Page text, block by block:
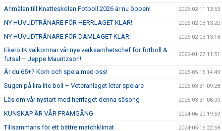
Anmälan till Knatteskolan Fotboll 2026 är nu öppen! 2026-02-11 13:53
NY HUVUDTRÄNARE FÖR HERRLAGET KLAR! 2026-02-03 13:20
NY HUVUDTRÄNARE FÖR DAMLAGET KLAR! 2026-02-03 13:18
Ekerö IK välkomnar vår nye verksamhetschef för fotboll &
futsal – Jeppe Mauritzson!
2026-01-27 11:51
Är du 65+? Kom och spela med oss! 2025-05-15 14:49
Sugen på lira lite boll – Veteranlaget letar spelare 2025-03-31 09:28
Läs om vår nystart med herrlaget denna säsong 2025-03-31 08:00
KUNSKAP ÄR VÅR FRAMGÅNG 2024-06-20 19:59
Tillsammans för ett bättre matchklimat 2024-05-16 22:58